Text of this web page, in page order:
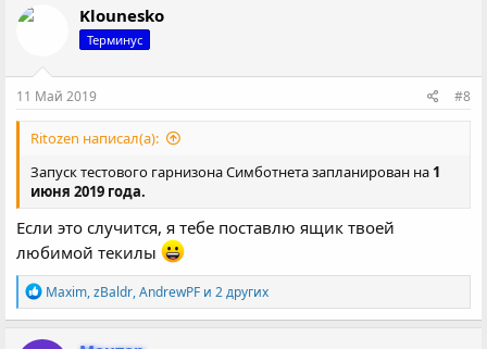
:
Klounesko
Терминус
11 Май 2019 #8
Ritozen написал(а):
Запуск тестового гарнизона Симботнета запланирован на 1
июня 2019 года.
Если это случится, я тебе поставлю ящик твоей
любимой текилы
Р
е
а
к
Maxim,zBaldr,AndrewPF и 2 других